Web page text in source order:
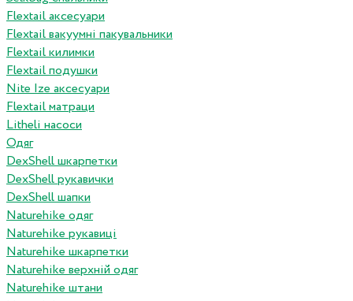
Flextail аксесуари
Flextail вакуумні пакувальники
Flextail килимки
Flextail подушки
Nite Ize аксесуари
Flextail матраци
Litheli насоси
Одяг
DexShell шкарпетки
DexShell рукавички
DexShell шапки
Naturehike одяг
Naturehike рукавиці
Naturehike шкарпетки
Naturehike верхній одяг
Naturehike штани